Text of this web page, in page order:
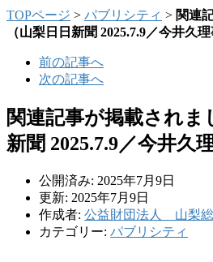
TOPページ > パブリシティ > 関連
（山梨日日新聞 2025.7.9／今井久理
前の記事へ
次の記事へ
関連記事が掲載されま
新聞 2025.7.9／今井久
公開済み: 2025年7月9日
更新: 2025年7月9日
作成者: 公益財団法人 山梨
カテゴリー: パブリシティ